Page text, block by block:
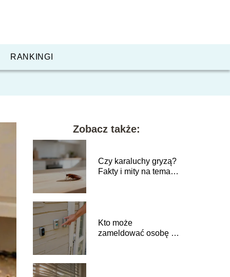
RANKINGI
Zobacz także:
Czy karaluchy gryzą?
Fakty i mity na temat
Kto może
zameldować osobę w